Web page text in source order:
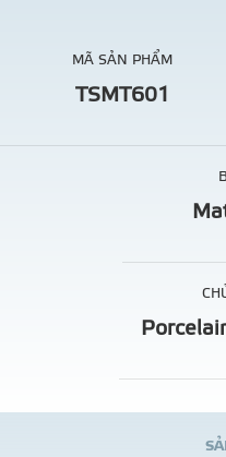
MÃ SẢN PHẨM
TSMT601
SẢ